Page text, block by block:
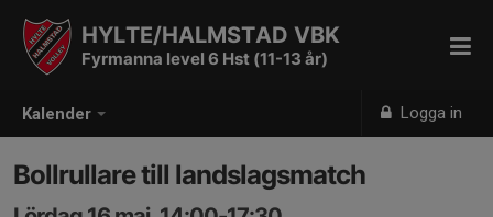
Kalender Logga in
HYLTE/HALMSTAD VBK
Fyrmanna level 6 Hst (11-13 år)
Bollrullare till landslagsmatch